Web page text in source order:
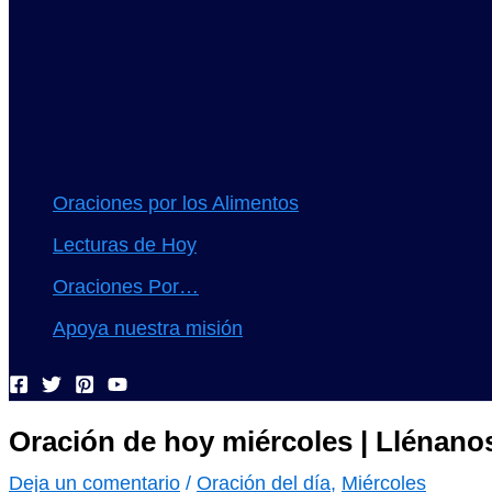
Oraciones por los Alimentos
Lecturas de Hoy
Oraciones Por…
Apoya nuestra misión
Oración de hoy miércoles |
Deja un comentario / Oración del día, Miércoles